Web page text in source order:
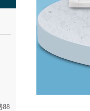
88